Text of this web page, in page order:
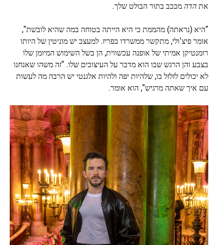
אתהדהמככב בתור הבולט שלך.
"היא (נראתה) מהממת כי היא הייתה בטוחה במה שהיא לובשת",
אומר פיצ'ולי, מתקשר ממשרדו בפריז. למעצב יש מוניטין של היותו
רומנטיקן אמיתי של אופנה עכשווית, הן בשל השימוש המיומן שלו
בצבע והן הרגש שבו הוא מדבר על העיצובים שלו. "זה משהו שאנחנו
לא יכולים לזלזל בו, שלהיות יפה ולהיות אלגנטי יש הרבה מה לעשות
עם איך שאתה מרגיש", הוא אומר.